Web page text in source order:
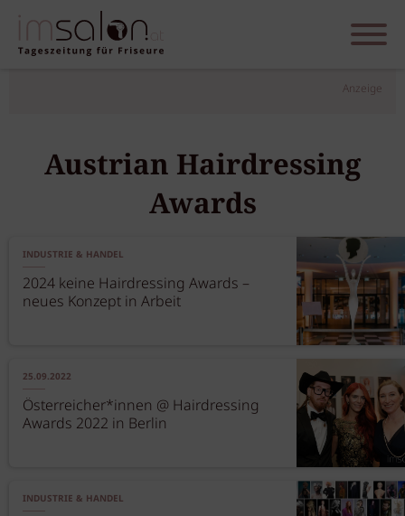
Anzeige
Austrian Hairdressing
Awards
INDUSTRIE & HANDEL
2024 keine Hairdressing Awards –
neues Konzept in Arbeit
25.09.2022
Österreicher*innen @ Hairdressing
Awards 2022 in Berlin
INDUSTRIE & HANDEL